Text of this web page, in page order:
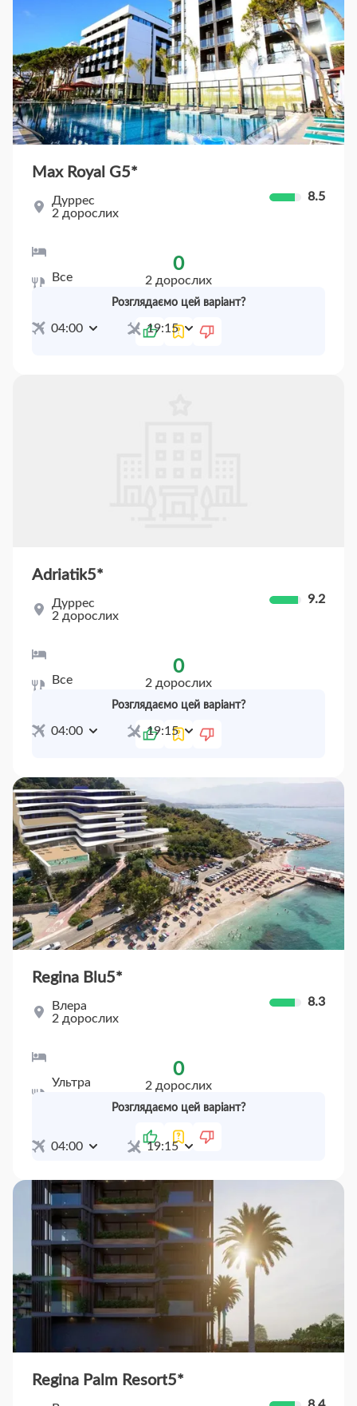
Max Royal G5*
8.5
Дуррес
2 дорослих
Все
04:00
27 черПт (7 ночей)
19:15
0
2 дорослих
Розглядаємо цей варіант?
Adriatik5*
9.2
Дуррес
2 дорослих
Все
04:00
27 черПт (7 ночей)
19:15
0
2 дорослих
Розглядаємо цей варіант?
Regina Blu5*
8.3
Влера
2 дорослих
Ультра
04:00
19:15
0
2 дорослих
Розглядаємо цей варіант?
Regina Palm Resort5*